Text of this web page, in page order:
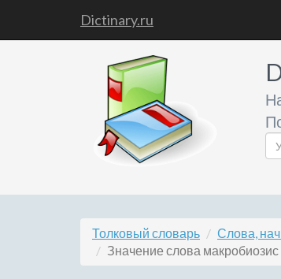
Dictinary.ru
Толковый словарь Слова,
Значение слова макробиозис